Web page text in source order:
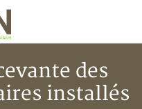
des
installés